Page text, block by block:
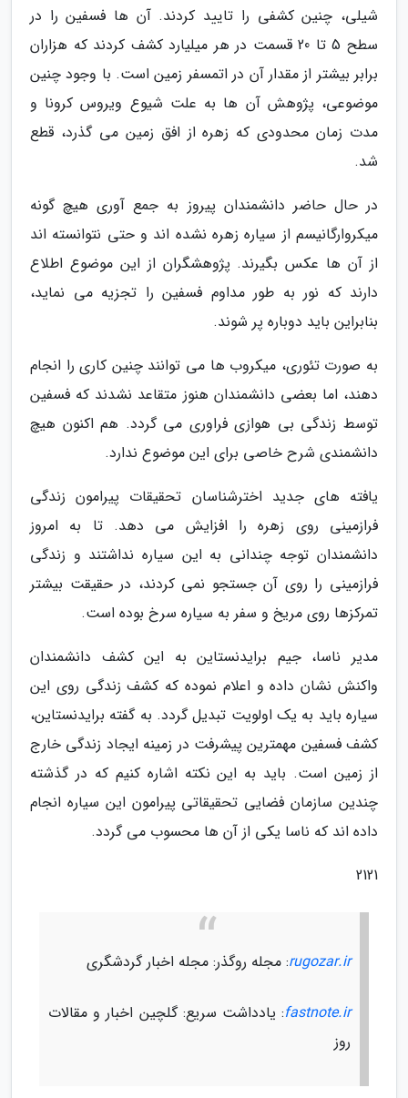
شیلی، چنین کشفی را تایید کردند. آن ها فسفین را در
سطح 5 تا 20 قسمت در هر میلیارد کشف کردند که هزاران
برابر بیشتر از مقدار آن در اتمسفر زمین است. با وجود چنین
موضوعی، پژوهش آن ها به علت شیوع ویروس کرونا و
مدت زمان محدودی که زهره از افق زمین می گذرد، قطع
شد.
در حال حاضر دانشمندان پیروز به جمع آوری هیچ گونه
میکروارگانیسم از سیاره زهره نشده اند و حتی نتوانسته اند
از آن ها عکس بگیرند. پژوهشگران از این موضوع اطلاع
دارند که نور به طور مداوم فسفین را تجزیه می نماید،
بنابراین باید دوباره پر شوند.
به صورت تئوری، میکروب ها می توانند چنین کاری را انجام
دهند، اما بعضی دانشمندان هنوز متقاعد نشدند که فسفین
توسط زندگی بی هوازی فراوری می گردد. هم اکنون هیچ
دانشمندی شرح خاصی برای این موضوع ندارد.
یافته های جدید اخترشناسان تحقیقات پیرامون زندگی
فرازمینی روی زهره را افزایش می دهد. تا به امروز
دانشمندان توجه چندانی به این سیاره نداشتند و زندگی
فرازمینی را روی آن جستجو نمی کردند، در حقیقت بیشتر
تمرکزها روی مریخ و سفر به سیاره سرخ بوده است.
مدیر ناسا، جیم برایدنستاین به این کشف دانشمندان
واکنش نشان داده و اعلام نموده که کشف زندگی روی این
سیاره باید به یک اولویت تبدیل گردد. به گفته برایدنستاین،
کشف فسفین مهمترین پیشرفت در زمینه ایجاد زندگی خارج
از زمین است. باید به این نکته اشاره کنیم که در گذشته
چندین سازمان فضایی تحقیقاتی پیرامون این سیاره انجام
داده اند که ناسا یکی از آن ها محسوب می گردد.
2121
rugozar.ir: مجله روگذر: مجله اخبار گردشگری
fastnote.ir: یادداشت سریع: گلچین اخبار و مقالات
روز